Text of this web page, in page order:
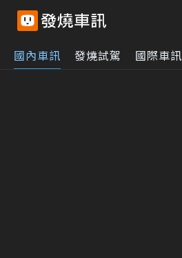
國內車訊 發燒試駕 國際車訊